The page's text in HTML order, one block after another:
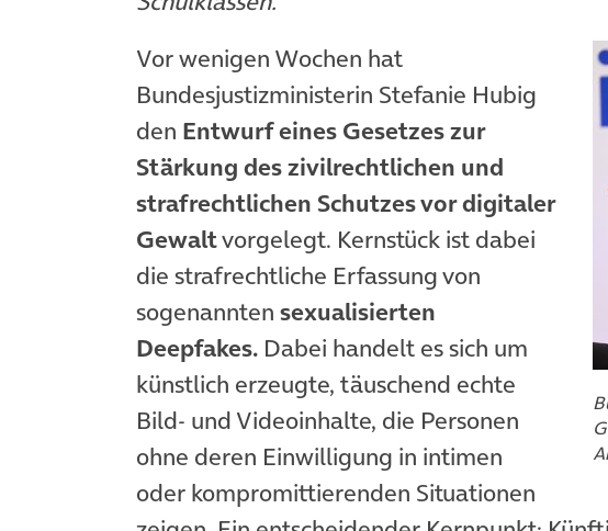
Vor wenigen Wochen hat
Bundesjustizministerin Stefanie Hubig
den Entwurf eines Gesetzes zur
Stärkung des zivilrechtlichen und
strafrechtlichen Schutzes vor digitaler
Gewaltvorgelegt. Kernstück ist dabei
die strafrechtliche Erfassung von
sogenannten sexualisierten
Deepfakes. Dabei handelt es sich um
künstlich erzeugte, täuschend echte
Bild- und Videoinhalte, die Personen
ohne deren Einwilligung in intimen
oder kompromittierenden Situationen